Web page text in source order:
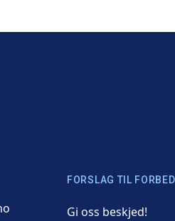
FORSLAG TIL
Gi oss beskjed!